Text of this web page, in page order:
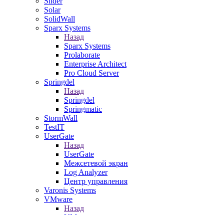
Solar
SolidWall
Sparx Systems
Назад
Sparx Systems
Prolaborate
Enterprise Architect
Pro Cloud Server
Springdel
Назад
Springdel
Springmatic
StormWall
TestIT
UserGate
Назад
UserGate
Межсетевой экран
Log Analyzer
Центр управления
Varonis Systems
VMware
Назад